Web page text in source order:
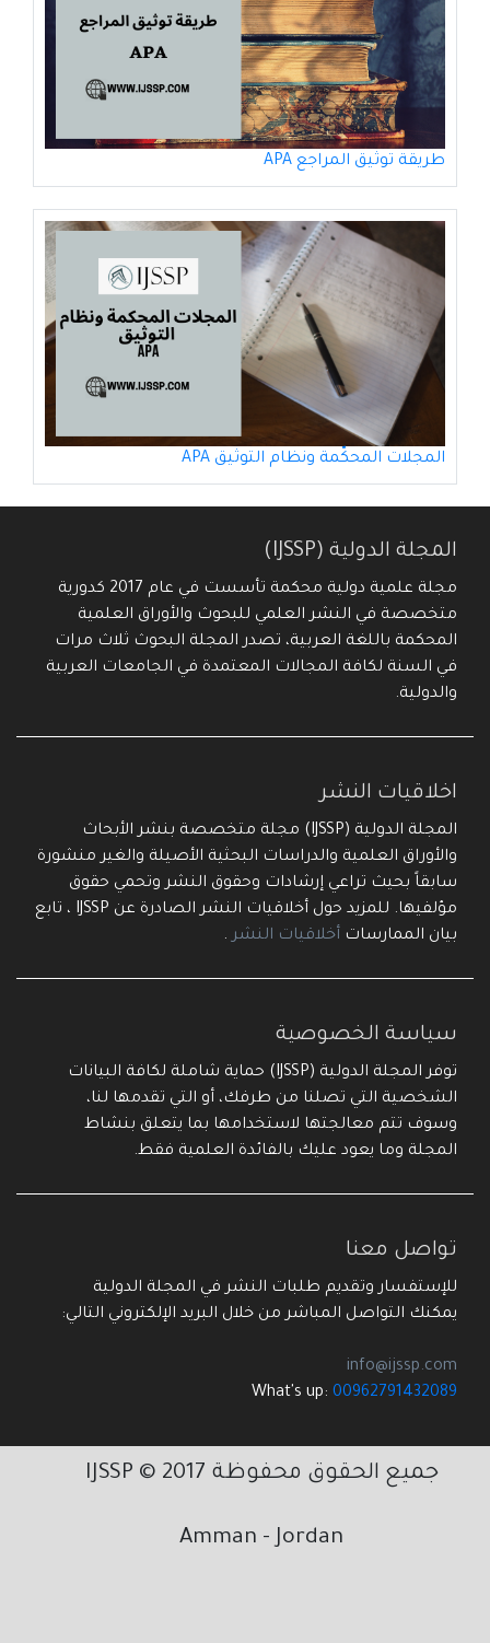
طريقة توثيق المراجع APA
المجلات المحكّمة ونظام التوثيق APA
المجلة الدولية (IJSSP)
مجلة علمية دولية محكمة تأسست في عام 2017 كدورية
متخصصة في النشر العلمي للبحوث والأوراق العلمية
المحكمة باللغة العربية، تصدر المجلة البحوث ثلاث مرات
في السنة لكافة المجالات المعتمدة في الجامعات العربية
والدولية.
اخلاقيات النشر
المجلة الدولية (IJSSP) مجلة متخصصة بنشر الأبحاث
والأوراق العلمية والدراسات البحثية الأصيلة والغير منشورة
سابقاً بحيث تراعي إرشادات وحقوق النشر وتحمي حقوق
مؤلفيها. للمزيد حول أخلاقيات النشر الصادرة عن IJSSP ، تابع
بيان الممارساتأخلاقيات النشر.
سياسة الخصوصية
توفر المجلة الدولية (IJSSP) حماية شاملة لكافة البيانات
الشخصية التي تصلنا من طرفك، أو التي تقدمها لنا،
وسوف تتم معالجتها لاستخدامها بما يتعلق بنشاط
المجلة وما يعود عليك بالفائدة العلمية فقط.
تواصل معنا
للإستفسار وتقديم طلبات النشر في المجلة الدولية
يمكنك التواصل المباشر من خلال البريد الإلكتروني التالي:
info@ijssp.com
What's up:00962791432089
جميع الحقوق محفوظة 2017 © IJSSP
Amman - Jordan